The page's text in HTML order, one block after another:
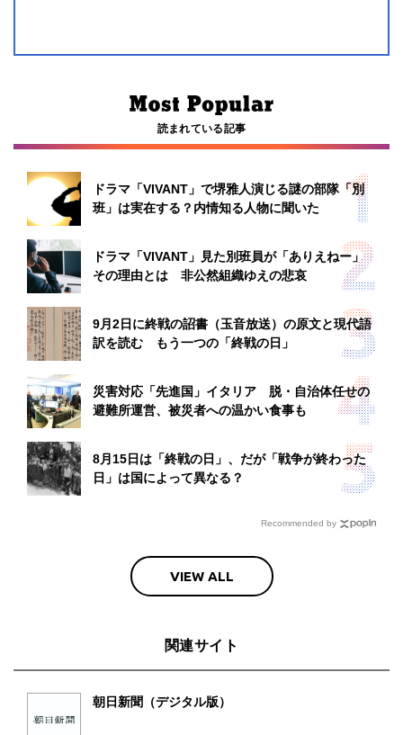
読まれている記事
ドラマ「VIVANT」で堺雅人演じる謎の部隊「別
班」は実在する？内情知る人物に聞いた
ドラマ「VIVANT」見た別班員が「ありえねー」
その理由とは 非公然組織ゆえの悲哀
9月2日に終戦の詔書（玉音放送）の原文と現代語
訳を読む もう一つの「終戦の日」
災害対応「先進国」イタリア 脱・自治体任せの
避難所運営、被災者への温かい食事も
8月15日は「終戦の日」、だが「戦争が終わった
日」は国によって異なる？
Recommended by
VIEW ALL
関連サイト
朝日新聞（デジタル版）